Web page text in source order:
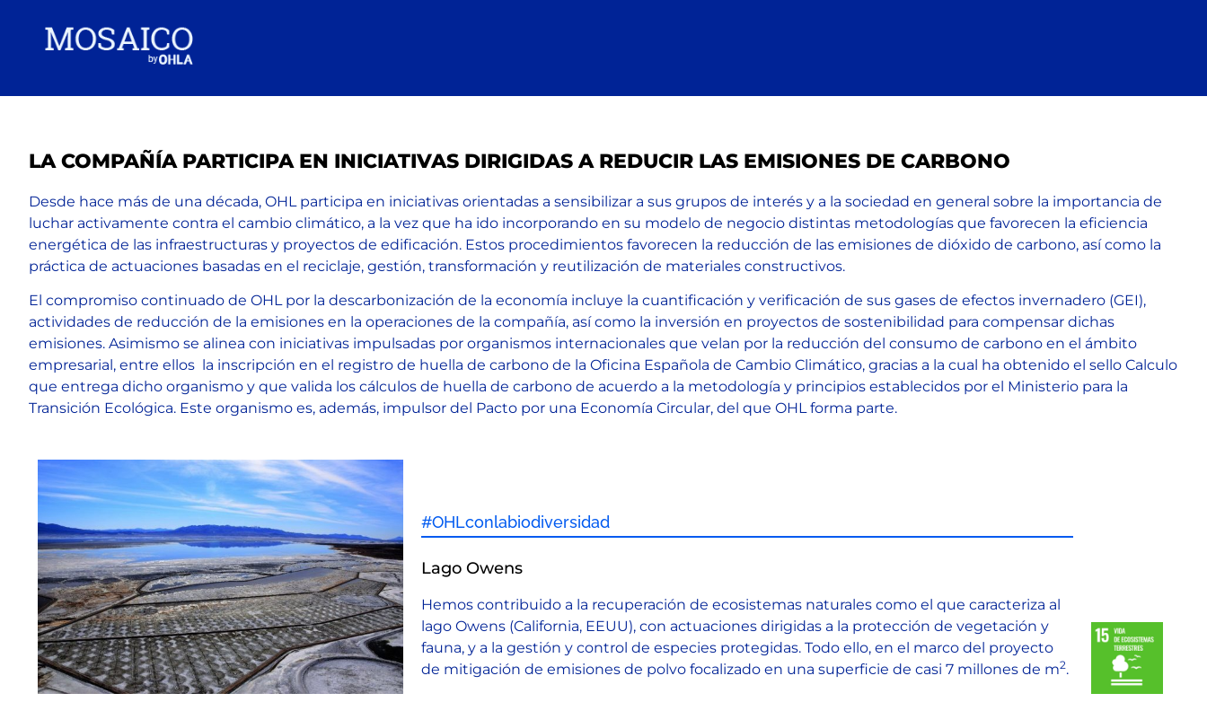
LA COMPAÑÍA PARTICIPA EN INICIATIVAS DIRIGIDAS A REDUCIR LAS EMISIONES DE CARBONO
Desde hace más de una década, OHL participa en iniciativas orientadas a sensibilizar a sus grupos de interés y a la sociedad en general sobre la importancia de
luchar activamente contra el cambio climático, a la vez que ha ido incorporando en su modelo de negocio distintas metodologías que favorecen la eficiencia
energética de las infraestructuras y proyectos de edificación. Estos procedimientos favorecen la reducción de las emisiones de dióxido de carbono, así como la
práctica de actuaciones basadas en el reciclaje, gestión, transformación y reutilización de materiales constructivos.
El compromiso continuado de OHL por la descarbonización de la economía incluye la cuantificación y verificación de sus gases de efectos invernadero (GEI),
actividades de reducción de la emisiones en la operaciones de la compañía, así como la inversión en proyectos de sostenibilidad para compensar dichas
emisiones. Asimismo se alinea con iniciativas impulsadas por organismos internacionales que velan por la reducción del consumo de carbono en el ámbito
empresarial, entre ellos la inscripción en el registro de huella de carbono de la Oficina Española de Cambio Climático, gracias a la cual ha obtenido el sello Calculo
que entrega dicho organismo y que valida los cálculos de huella de carbono de acuerdo a la metodología y principios establecidos por el Ministerio para la
Transición Ecológica. Este organismo es, además, impulsor del Pacto por una Economía Circular, del que OHL forma parte.
#OHLconlabiodiversidad
Lago Owens
Hemos contribuido a la recuperación de ecosistemas naturales como el que caracteriza al
lago Owens (California, EEUU), con actuaciones dirigidas a la protección de vegetación y
fauna, y a la gestión y control de especies protegidas. Todo ello, en el marco del proyecto
de mitigación de emisiones de polvo focalizado en una superficie de casi 7 millones de m2.